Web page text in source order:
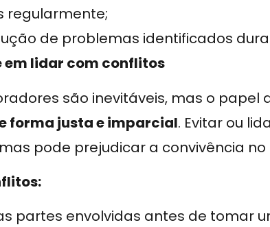
regularmente;
de problemas identificados
em lidar com conflitos
são inevitáveis, mas o papel
forma justa e imparcial. Evitar ou
pode prejudicar a convivência
partes envolvidas antes de tomar